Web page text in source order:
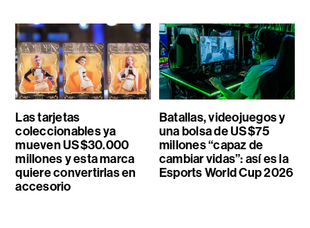
Las tarjetas
coleccionables ya
mueven US$30.000
millones y esta marca
quiere convertirlas en
accesorio
Batallas, videojuegos y
una bolsa de US$75
millones “capaz de
cambiar vidas”: así es la
Esports World Cup 2026